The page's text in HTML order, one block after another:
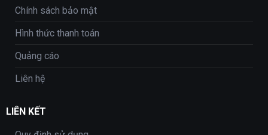
Chính sách bảo mật
Hình thức thanh toán
Quảng cáo
Liên hệ
LIÊN KẾT